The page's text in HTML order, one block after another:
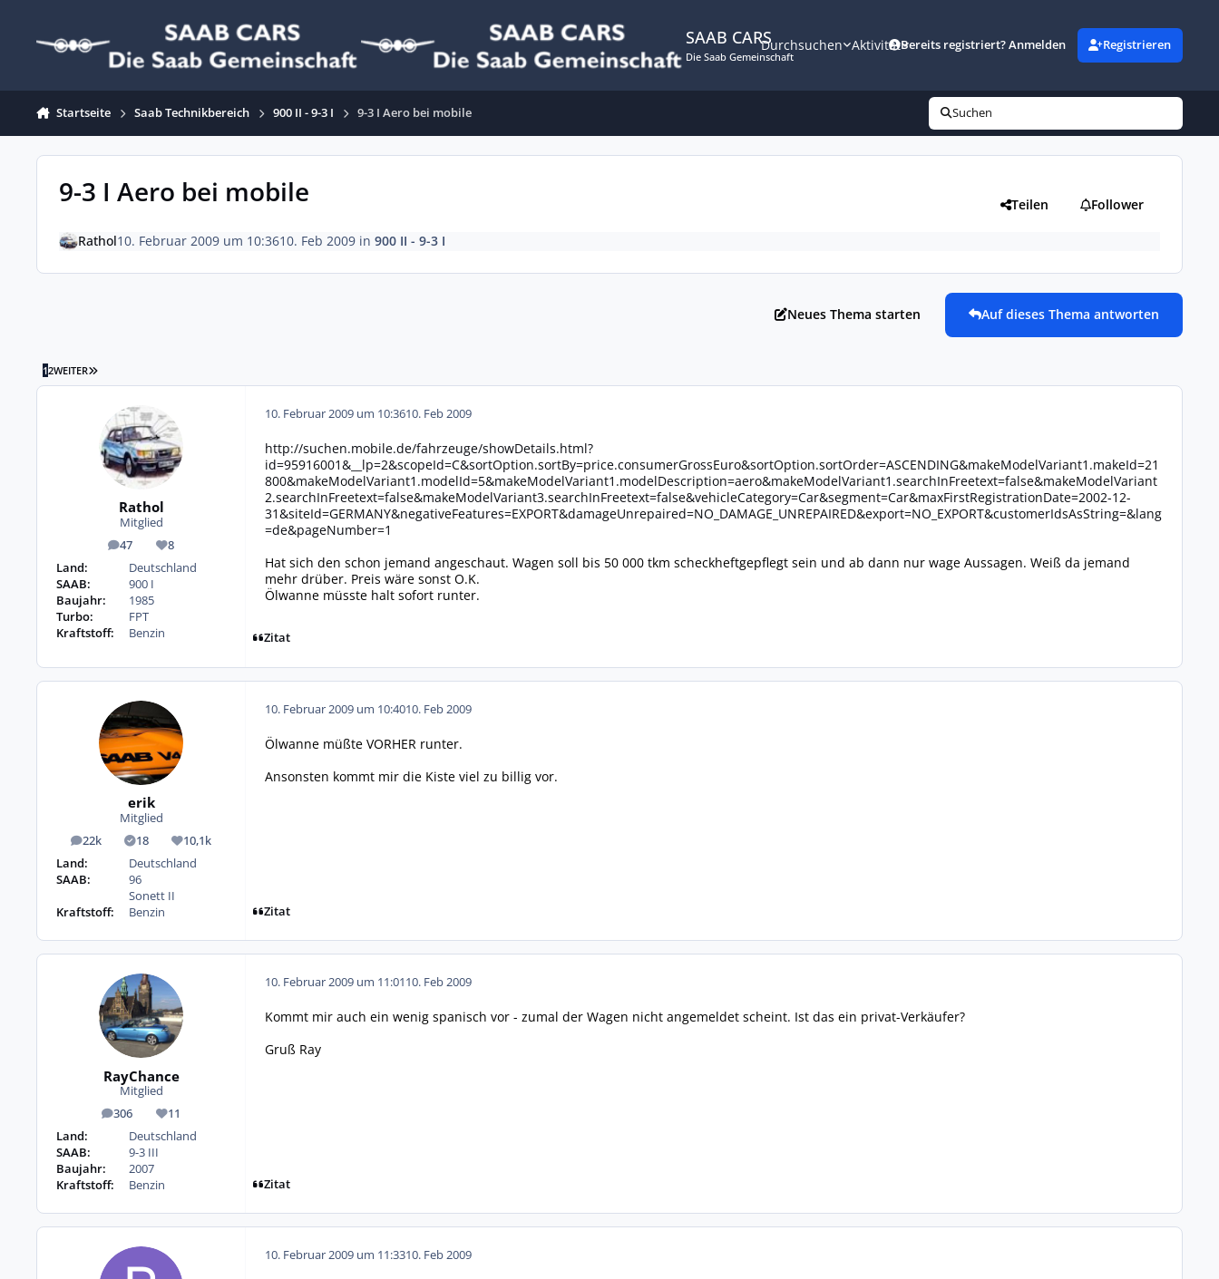
SAAB CARS
Die Saab Gemeinschaft
Durchsuchen AktivitätBereits registriert? Anmelden Registrieren
Startseite Saab Technikbereich 900 II - 9-3 I 9-3 I Aero bei mobile Suchen
9-3 I Aero bei mobile Teilen Follower
Rathol10. Februar 2009 um 10:3610. Feb 2009in 900 II - 9-3 I
Neues Thema starten Auf dieses Thema antworten
12WEITER LETZTE SEITE
Rathol
Mitglied
47
Beiträge 8
Reputation
Land:
Deutschland
SAAB:
900 I
Baujahr:
1985
Turbo:
FPT
Kraftstoff:
Benzin
10. Februar 2009 um 10:3610. Feb 2009
http://suchen.mobile.de/fahrzeuge/showDetails.html?
id=95916001&__lp=2&scopeId=C&sortOption.sortBy=price.consumerGrossEuro&sortOption.sortOrder=ASCENDING&makeModelVariant1.makeId=21
800&makeModelVariant1.modelId=5&makeModelVariant1.modelDescription=aero&makeModelVariant1.searchInFreetext=false&makeModelVariant
2.searchInFreetext=false&makeModelVariant3.searchInFreetext=false&vehicleCategory=Car&segment=Car&maxFirstRegistrationDate=2002-12-
31&siteId=GERMANY&negativeFeatures=EXPORT&damageUnrepaired=NO_DAMAGE_UNREPAIRED&export=NO_EXPORT&customerIdsAsString=&lang
=de&pageNumber=1
Hat sich den schon jemand angeschaut. Wagen soll bis 50 000 tkm scheckheftgepflegt sein und ab dann nur wage Aussagen. Weiß da jemand
mehr drüber. Preis wäre sonst O.K.
Ölwanne müsste halt sofort runter.
Zitat
erik
Mitglied
22k
Beiträge 18
Lösungen10,1k
Reputation
Land:
Deutschland
SAAB:
96
Sonett II
Kraftstoff:
Benzin
10. Februar 2009 um 10:4010. Feb 2009
Ölwanne müßte VORHER runter.
Ansonsten kommt mir die Kiste viel zu billig vor.
Zitat
RayChance
Mitglied
306
Beiträge 11
Reputation
Land:
Deutschland
SAAB:
9-3 III
Baujahr:
2007
Kraftstoff:
Benzin
10. Februar 2009 um 11:0110. Feb 2009
Kommt mir auch ein wenig spanisch vor - zumal der Wagen nicht angemeldet scheint. Ist das ein privat-Verkäufer?
Gruß Ray
Zitat
10. Februar 2009 um 11:3310. Feb 2009